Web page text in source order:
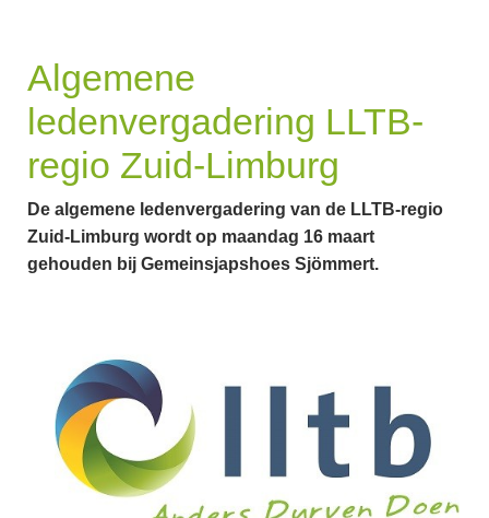
Algemene
ledenvergadering LLTB-
regio Zuid-Limburg
De algemene ledenvergadering van de LLTB-regio
Zuid-Limburg wordt op maandag 16 maart
gehouden bij Gemeinsjapshoes Sjömmert.